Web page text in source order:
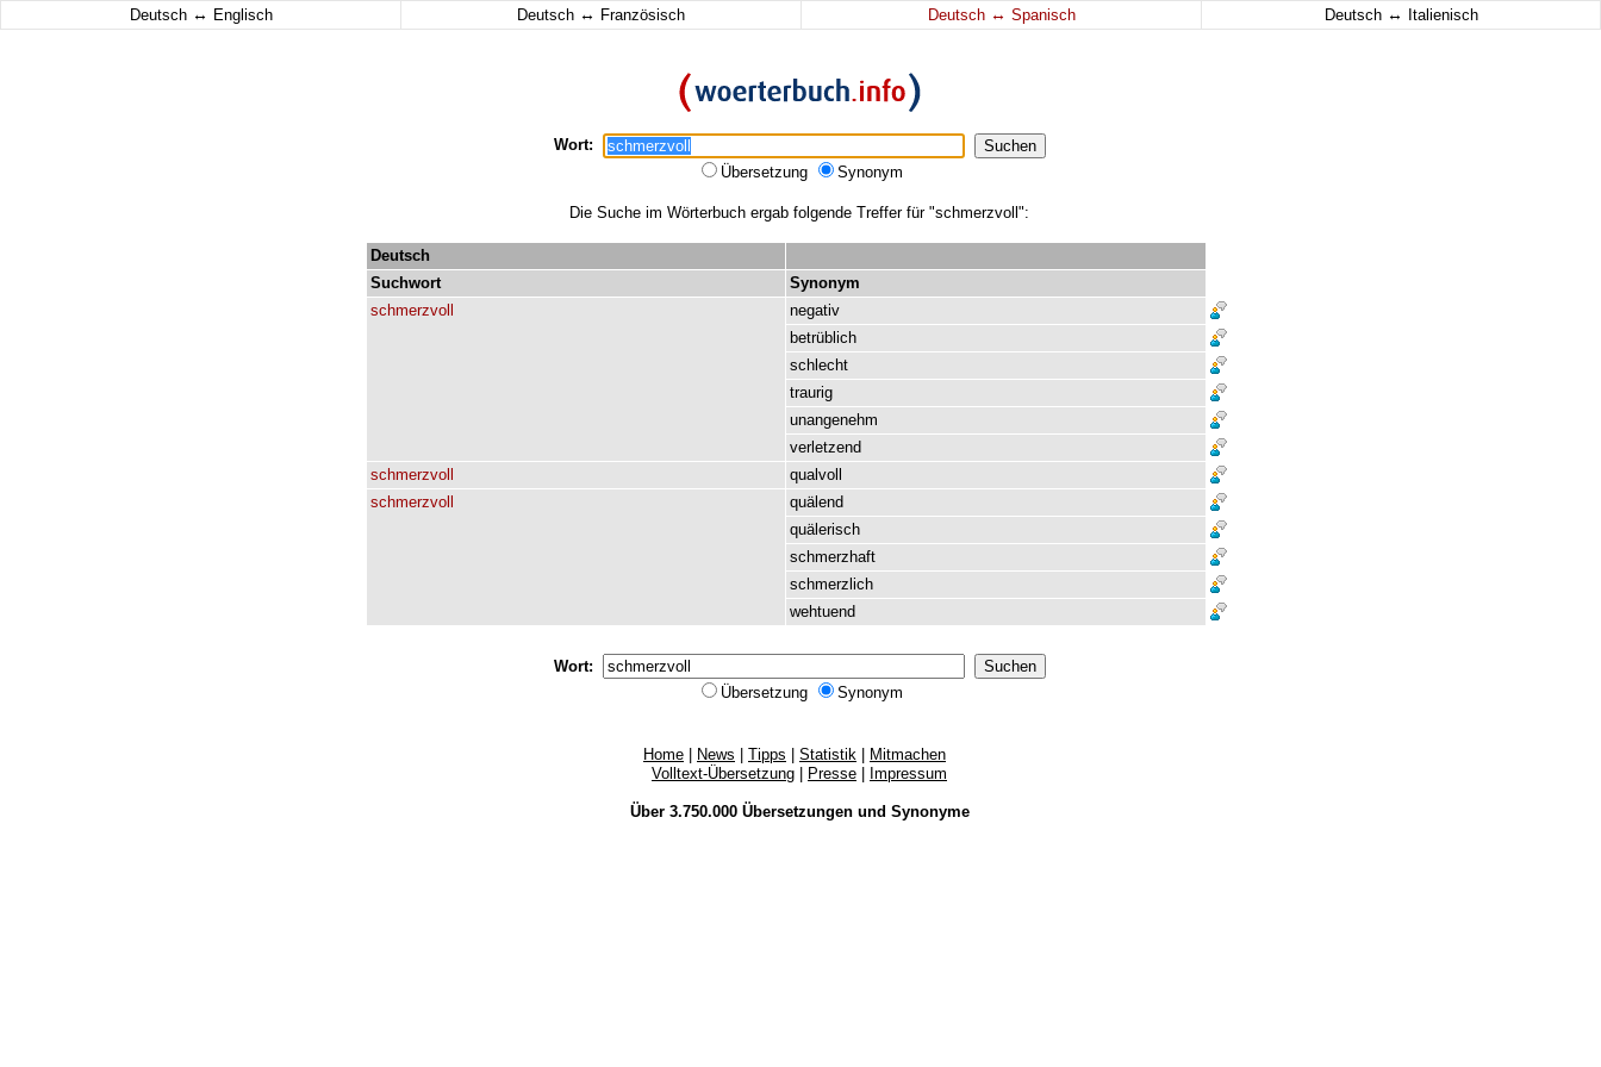
Deutsch ↔ Englisch Deutsch ↔ Französisch Deutsch ↔ Spanisch Deutsch ↔ Italienisch
Wort:
Übersetzung
Synonym
Die Suche im Wörterbuch ergab folgende Treffer für "schmerzvoll":
Deutsch
Suchwort
Synonym
schmerzvoll
negativ
betrüblich
schlecht
traurig
unangenehm
verletzend
schmerzvoll
qualvoll
schmerzvoll
quälend
quälerisch
schmerzhaft
schmerzlich
wehtuend
Wort:
Übersetzung
Synonym
Home News Tipps Statistik
Mitmachen
Volltext-Übersetzung
Presse Impressum
Über 3.750.000 Übersetzungenund Synonyme